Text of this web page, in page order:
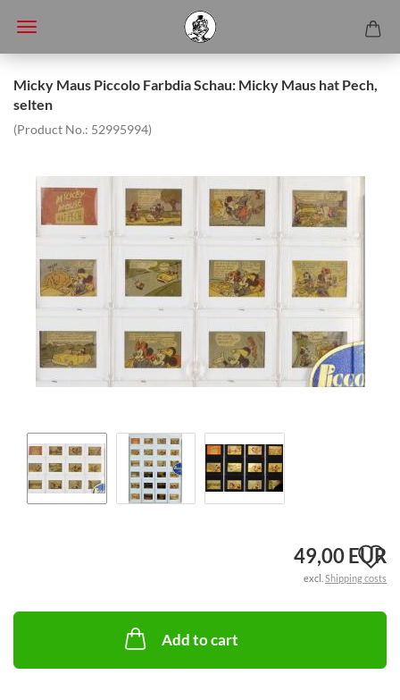
Micky Maus Piccolo Farbdia Schau: Micky Maus hat Pech,
selten
(Product No.: 52995994)
49,00 EUR
excl. Shipping costs
Add to cart